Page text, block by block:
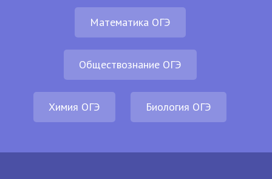
Математика ОГЭ
Обществознание ОГЭ
Химия ОГЭ Биология ОГЭ